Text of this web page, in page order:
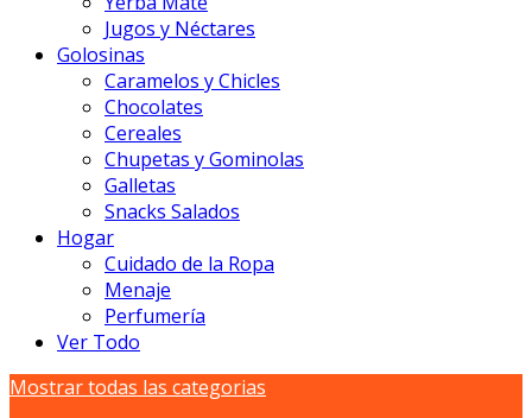
Jugos y Néctares
Golosinas
Caramelos y Chicles
Chocolates
Cereales
Chupetas y Gominolas
Galletas
Snacks Salados
Hogar
Cuidado de la Ropa
Menaje
Perfumería
Ver Todo
Mostrar todas las categorias